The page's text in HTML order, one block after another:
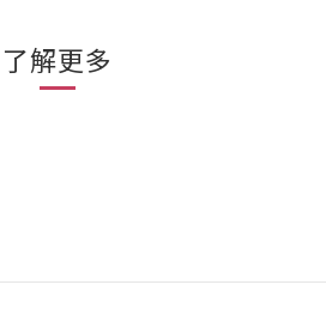
了解更多